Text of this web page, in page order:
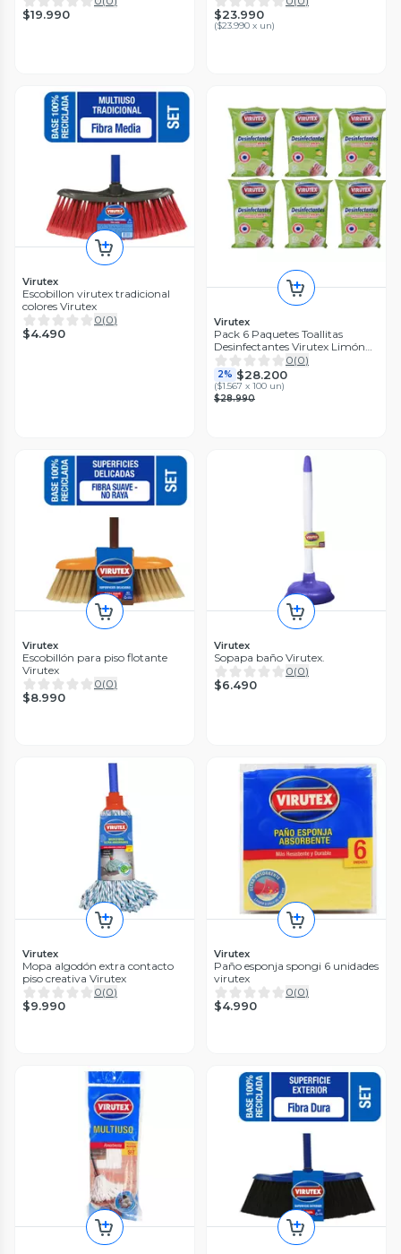
$19.990 $23.990
($23.990 x un)
Virutex
Escobillon virutex tradicional
colores Virutex
0(0)
$4.490
Virutex
Pack 6 Paquetes Toallitas
Desinfectantes Virutex Limón
50u cu
0(0)
2% $28.200
($1.567 x 100 un)
$28.990
Virutex
Escobillón para piso flotante
Virutex
0(0)
$8.990
Virutex
Sopapa baño Virutex.
0(0)
$6.490
Virutex
Mopa algodón extra contacto
piso creativa Virutex
0(0)
$9.990
Virutex
Paño esponja spongi 6 unidades
virutex
0(0)
$4.990